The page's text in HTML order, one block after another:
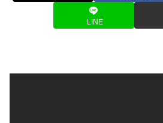
LINE